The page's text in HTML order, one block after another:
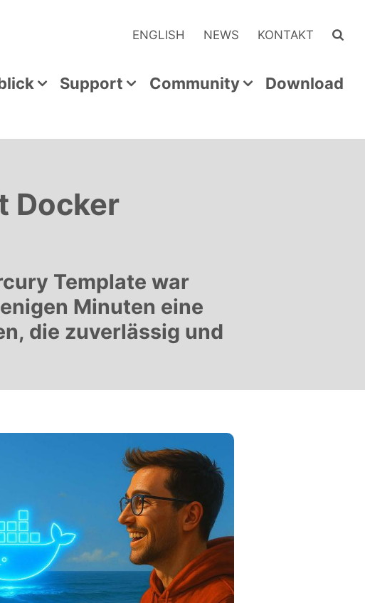
ENGLISH NEWS KONTAKT
Support Community Download
Docker
Template war
Minuten eine
die zuverlässig und